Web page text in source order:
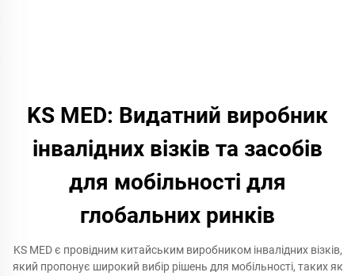
KS MED: Видатний виробник
інвалідних візків та засобів
для мобільності для
глобальних ринків
KS MED є провідним китайським виробником інвалідних візків,
який пропонує широкий вибір рішень для мобільності, таких як